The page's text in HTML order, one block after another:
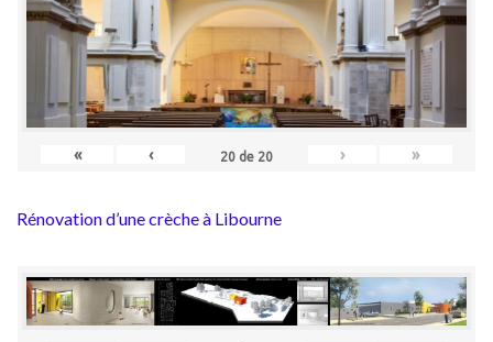
« ‹ 20 de 20 › »
Rénovation d’une crèche à Libourne